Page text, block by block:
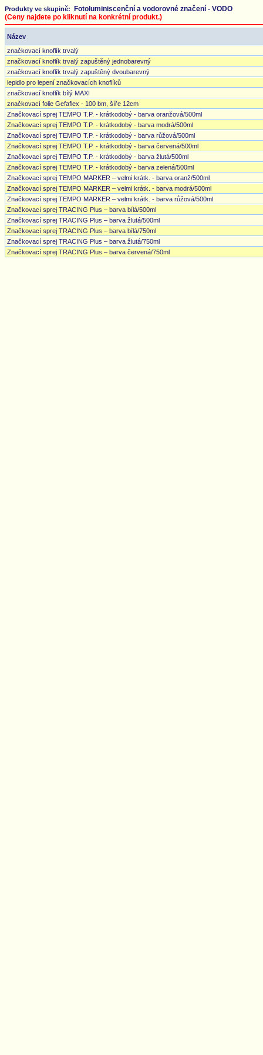
Produkty ve skupině:
Fotoluminiscenční a vodorovné značení - VODO
(Ceny najdete po kliknutí na konkrétní produkt.)
Název
značkovací knoflík trvalý
značkovací knoflík trvalý zapuštěný jednobarevný
značkovací knoflík trvalý zapuštěný dvoubarevný
lepidlo pro lepení značkovacích knoflíků
značkovací knoflík bílý MAXI
značkovací folie Gefaflex - 100 bm, šíře 12cm
Značkovací sprej TEMPO T.P. - krátkodobý - barva oranžová/500ml
Značkovací sprej TEMPO T.P. - krátkodobý - barva modrá/500ml
Značkovací sprej TEMPO T.P. - krátkodobý - barva růžová/500ml
Značkovací sprej TEMPO T.P. - krátkodobý - barva červená/500ml
Značkovací sprej TEMPO T.P. - krátkodobý - barva žlutá/500ml
Značkovací sprej TEMPO T.P. - krátkodobý - barva zelená/500ml
Značkovací sprej TEMPO MARKER – velmi krátk. - barva oranž/500ml
Značkovací sprej TEMPO MARKER – velmi krátk. - barva modrá/500ml
Značkovací sprej TEMPO MARKER – velmi krátk. - barva růžová/500ml
Značkovací sprej TRACING Plus – barva bílá/500ml
Značkovací sprej TRACING Plus – barva žlutá/500ml
Značkovací sprej TRACING Plus – barva bílá/750ml
Značkovací sprej TRACING Plus – barva žlutá/750ml
Značkovací sprej TRACING Plus – barva červená/750ml